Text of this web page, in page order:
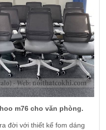
m76 cho văn phòng.
đời với thiết kế fom dáng